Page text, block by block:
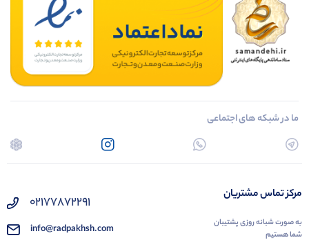
ما در شبکه های اجتماعی
مرکز تماس مشتریان
به صورت شبانه روزی پشتیبان
شما هستیم
02177872291
info@radpakhsh.com